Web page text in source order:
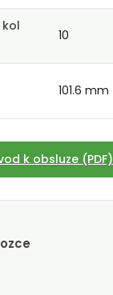
10
101.6 mm
k obsluze (PDF)